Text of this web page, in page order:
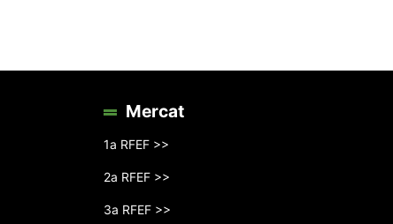
Mercat
1a RFEF >>
2a RFEF >>
3a RFEF >>